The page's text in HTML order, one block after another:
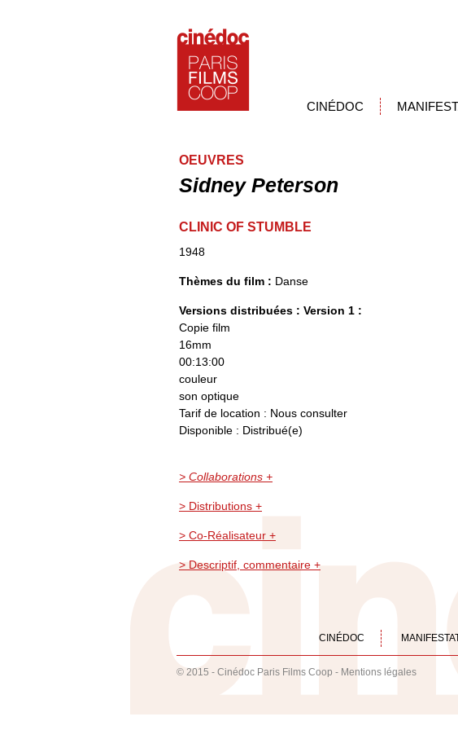
CINÉDOC
OEUVRES
Sidney Peterson
CLINIC OF STUMBLE
1948
Thèmes du film : Danse
Versions distribuées : Version 1 :
Copie film
16mm
00:13:00
couleur
son optique
Tarif de location : Nous consulter
Disponible : Distribué(e)
> Collaborations +
> Distributions +
> Co-Réalisateur +
> Descriptif, commentaire +
CINÉDOC
© 2015 - Cinédoc Paris Films Coop - Mentions légales